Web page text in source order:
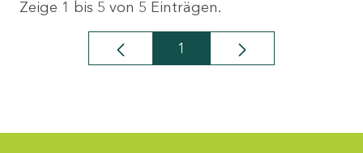
Zeige 1 bis 5 von 5 Einträgen.
Seite
1